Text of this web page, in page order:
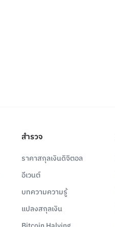
สำรวจ
ราคาสกุลเงินดิจิตอล
อีเวนต์
บทความความรู้
แปลงสกุลเงิน